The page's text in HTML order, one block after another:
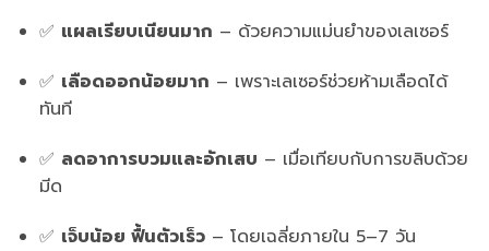
✅ แผลเรียบเนียนมาก – ด้วยความแม่นยำของเลเซอร์
✅ เลือดออกน้อยมาก – เพราะเลเซอร์ช่วยห้ามเลือดได้
ทันที
✅ ลดอาการบวมและอักเสบ – เมื่อเทียบกับการขลิบด้วย
มีด
✅ เจ็บน้อย ฟื้นตัวเร็ว– โดยเฉลี่ยภายใน 5–7 วัน